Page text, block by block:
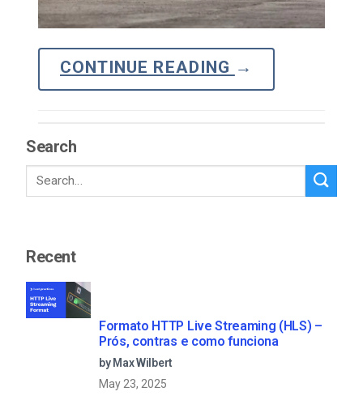
CONTINUE READING →
Search
Recent
Formato HTTP Live Streaming (HLS) –
Prós, contras e como funciona
by Max Wilbert
May 23, 2025